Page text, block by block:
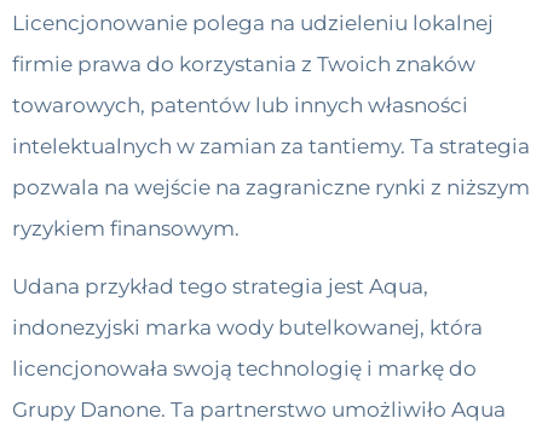
Licencjonowanie polega na udzieleniu lokalnej
firmie prawa do korzystania z Twoich znaków
towarowych, patentów lub innych własności
intelektualnych w zamian za tantiemy. Ta strategia
pozwala na wejście na zagraniczne rynki z niższym
ryzykiem finansowym.
Udana przykład tego strategia jest Aqua,
indonezyjski marka wody butelkowanej, która
licencjonowała swoją technologię i markę do
Grupy Danone. Ta partnerstwo umożliwiło Aqua